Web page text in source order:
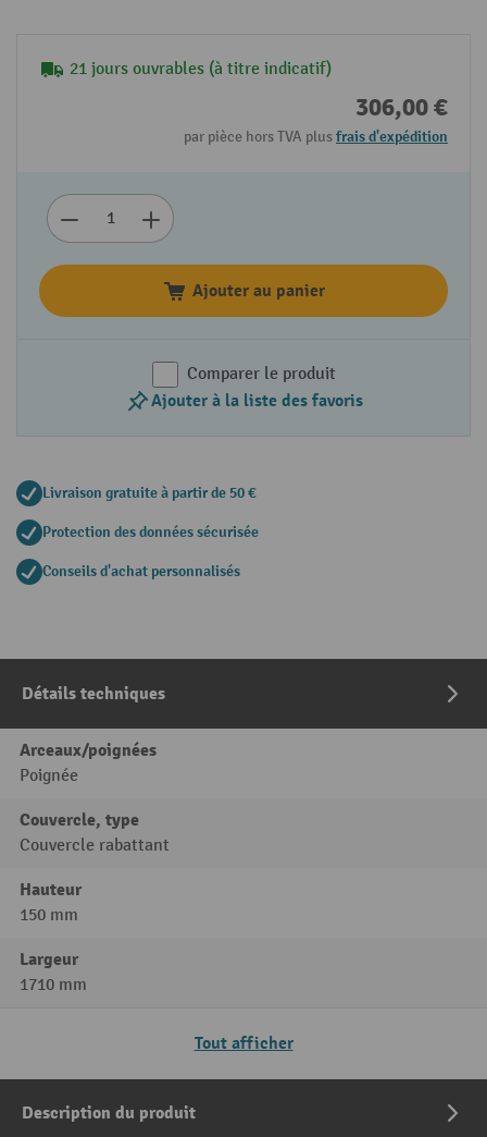
21 jours ouvrables (à titre indicatif)
306,00 €
par pièce hors TVA plusfrais d'expédition
Ajouter au panier
Comparer le produit
Ajouter à la liste des favoris
Livraison gratuite à partir de 50 €
Protection des données sécurisée
Conseils d'achat personnalisés
Détails techniques
Arceaux/poignées
Poignée
Couvercle, type
Couvercle rabattant
Hauteur
150 mm
Largeur
1710 mm
Tout afficher
Description du produit